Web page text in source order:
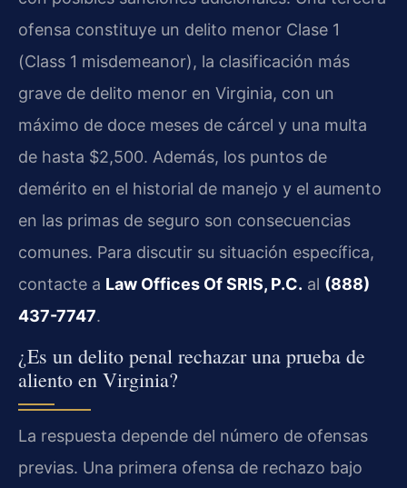
ofensa constituye un delito menor Clase 1
(Class 1 misdemeanor), la clasificación más
grave de delito menor en Virginia, con un
máximo de doce meses de cárcel y una multa
de hasta $2,500. Además, los puntos de
demérito en el historial de manejo y el aumento
en las primas de seguro son consecuencias
comunes. Para discutir su situación específica,
contacte a Law Offices Of SRIS, P.C. al (888)
437-7747.
¿Es un delito penal rechazar una prueba de
aliento en Virginia?
La respuesta depende del número de ofensas
previas. Una primera ofensa de rechazo bajo